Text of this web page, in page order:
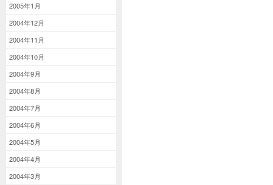
2005年1月
2004年12月
2004年11月
2004年10月
2004年9月
2004年8月
2004年7月
2004年6月
2004年5月
2004年4月
2004年3月